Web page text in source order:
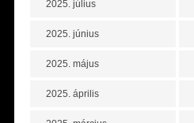
2025. július
2025. június
2025. május
2025. április